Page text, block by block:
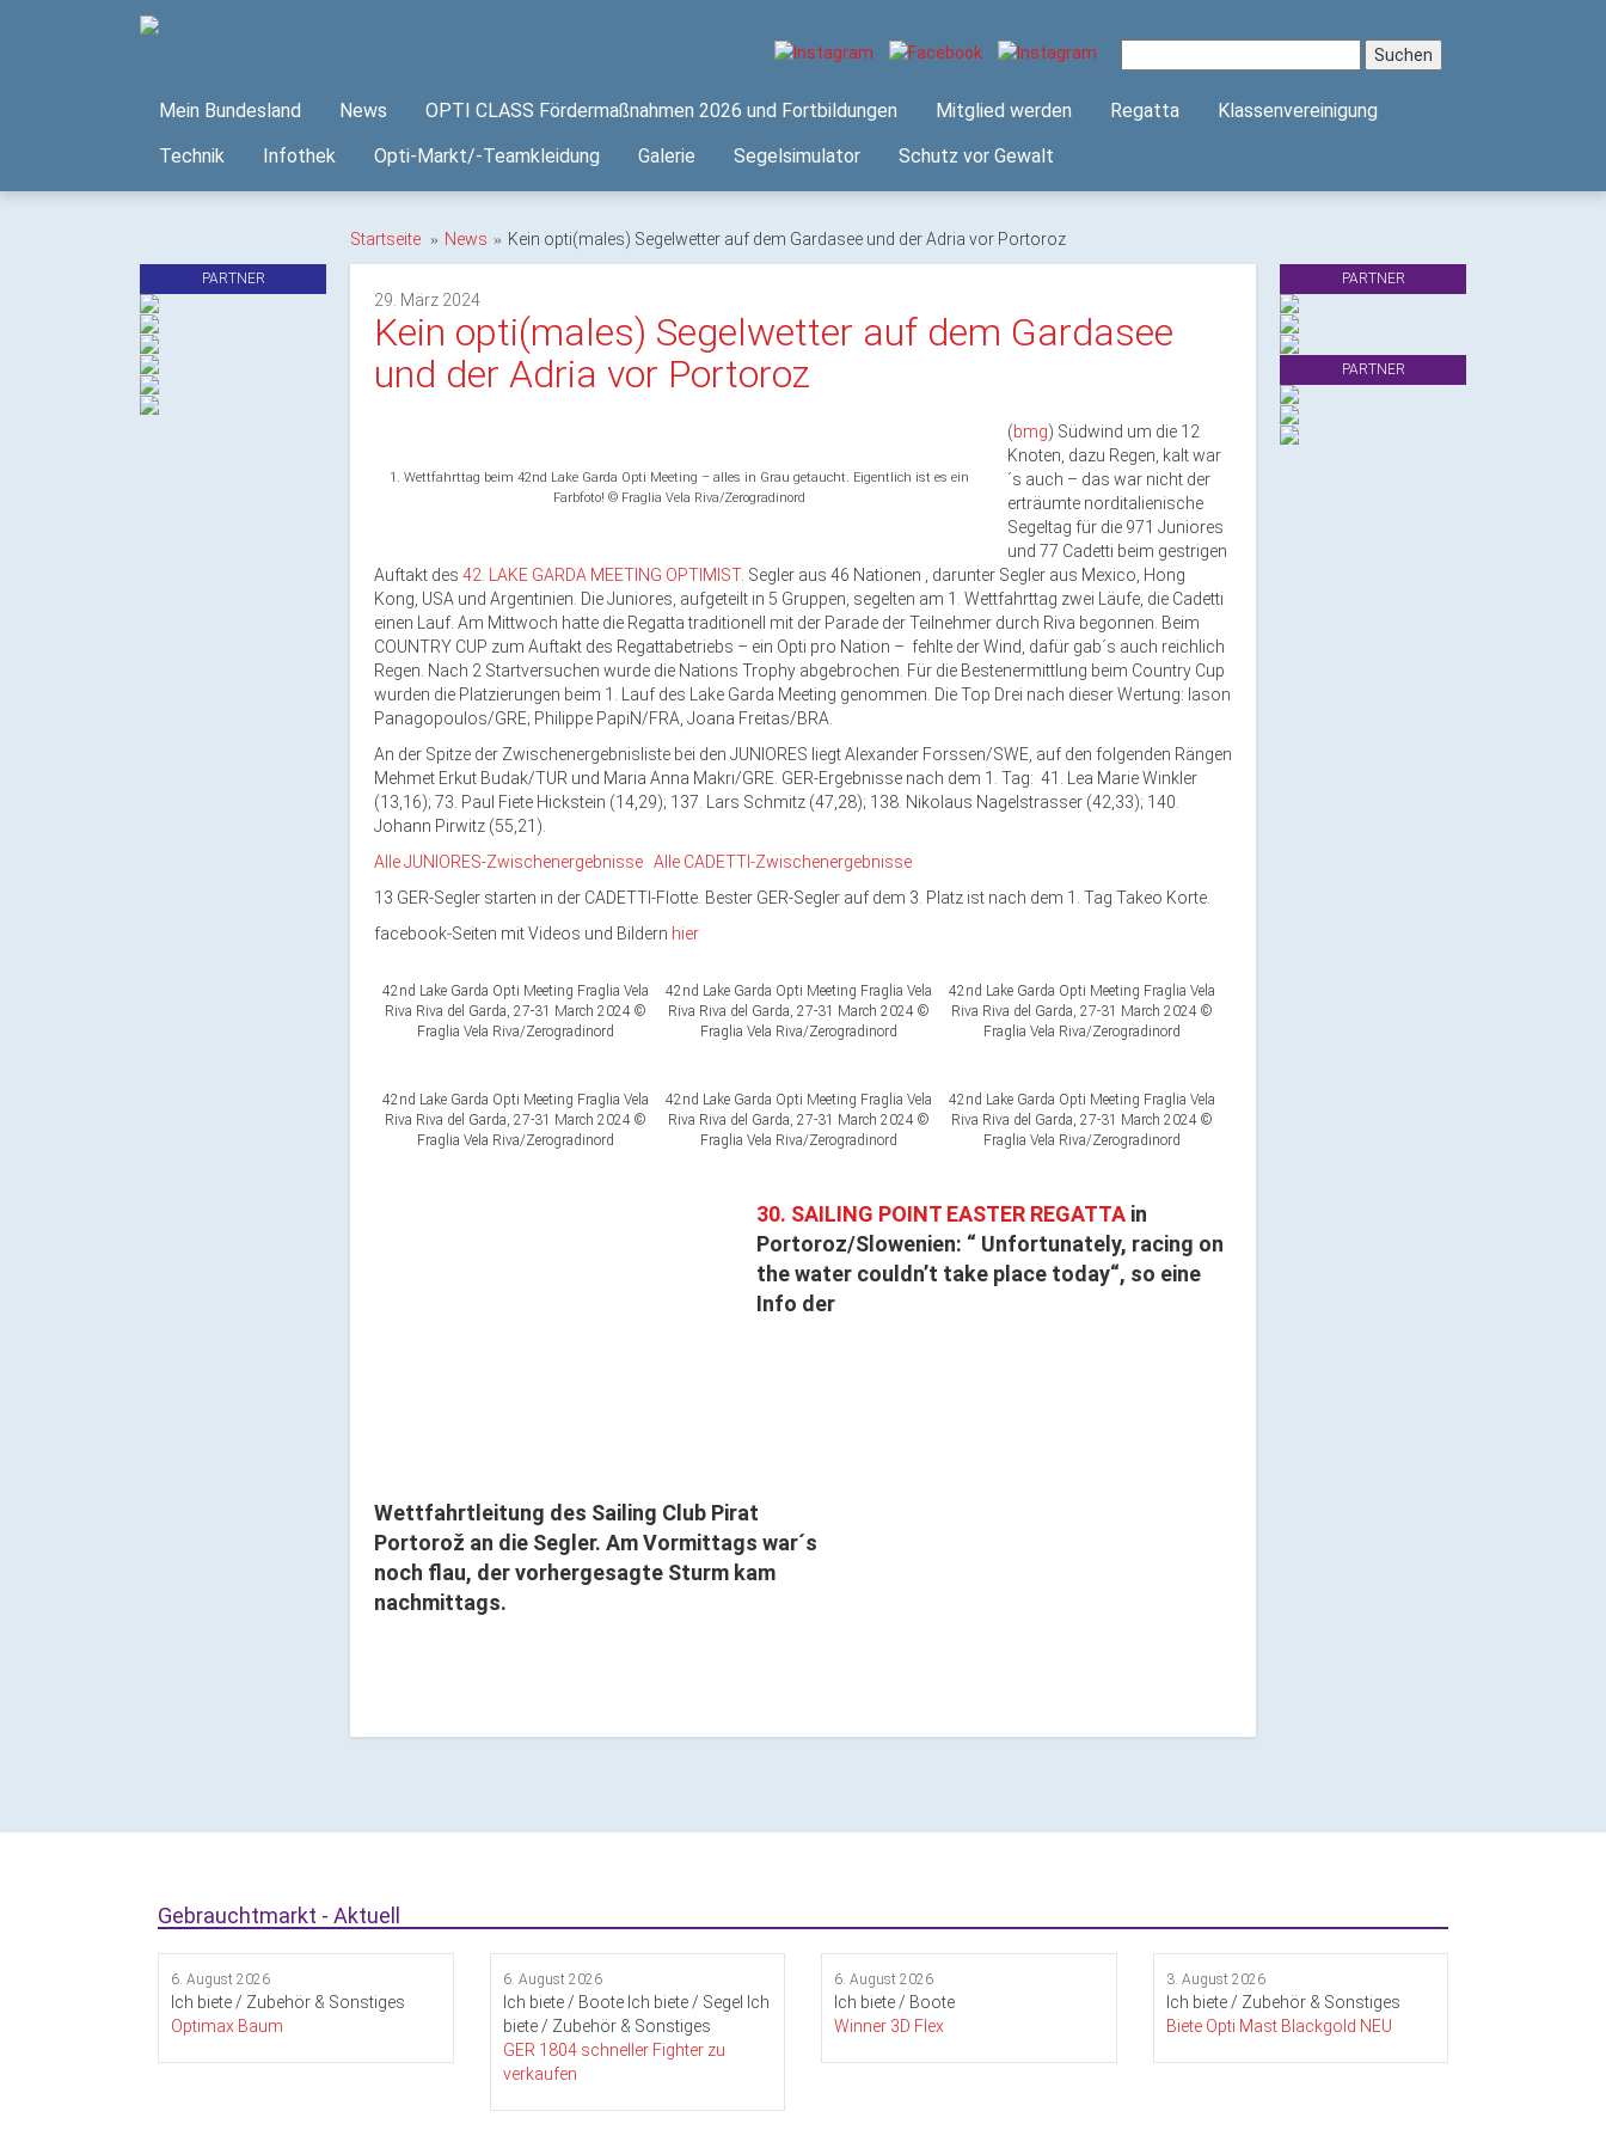
nach:
Mein Bundesland News OPTI CLASS Fördermaßnahmen 2026 und Fortbildungen Mitglied werden Regatta
Klassenvereinigung
Technik
Infothek Opti-Markt/-Teamkleidung Galerie Segelsimulator Schutz vor Gewalt
PARTNER
Startseite News Kein opti(males) Segelwetter auf dem Gardasee und der Adria vor Portoroz
29. März 2024
Kein opti(males) Segelwetter auf dem Gardasee
und der Adria vor Portoroz
1. Wettfahrttag beim 42nd Lake Garda Opti Meeting – alles in Grau getaucht. Eigentlich ist es ein
Farbfoto! © Fraglia Vela Riva/Zerogradinord
(bmg) Südwind um die 12
Knoten, dazu Regen, kalt war
´s auch – das war nicht der
erträumte norditalienische
Segeltag für die 971 Juniores
und 77 Cadetti beim gestrigen
Auftakt des 42. LAKE GARDA MEETING OPTIMIST. Segler aus 46 Nationen , darunter Segler aus Mexico, Hong
Kong, USA und Argentinien. Die Juniores, aufgeteilt in 5 Gruppen, segelten am 1. Wettfahrttag zwei Läufe, die Cadetti
einen Lauf. Am Mittwoch hatte die Regatta traditionell mit der Parade der Teilnehmer durch Riva begonnen. Beim
COUNTRY CUP zum Auftakt des Regattabetriebs – ein Opti pro Nation – fehlte der Wind, dafür gab´s auch reichlich
Regen. Nach 2 Startversuchen wurde die Nations Trophy abgebrochen. Für die Bestenermittlung beim Country Cup
wurden die Platzierungen beim 1. Lauf des Lake Garda Meeting genommen. Die Top Drei nach dieser Wertung: Iason
Panagopoulos/GRE; Philippe PapiN/FRA, Joana Freitas/BRA.
An der Spitze der Zwischenergebnisliste bei den JUNIORES liegt Alexander Forssen/SWE, auf den folgenden Rängen
Mehmet Erkut Budak/TUR und Maria Anna Makri/GRE. GER-Ergebnisse nach dem 1. Tag: 41. Lea Marie Winkler
(13,16); 73. Paul Fiete Hickstein (14,29); 137. Lars Schmitz (47,28); 138. Nikolaus Nagelstrasser (42,33); 140.
Johann Pirwitz (55,21).
Alle JUNIORES-Zwischenergebnisse Alle CADETTI-Zwischenergebnisse
13 GER-Segler starten in der CADETTI-Flotte. Bester GER-Segler auf dem 3. Platz ist nach dem 1. Tag Takeo Korte.
facebook-Seiten mit Videos und Bildern hier
42nd Lake Garda Opti Meeting Fraglia Vela
Riva Riva del Garda, 27-31 March 2024 ©
Fraglia Vela Riva/Zerogradinord
42nd Lake Garda Opti Meeting Fraglia Vela
Riva Riva del Garda, 27-31 March 2024 ©
Fraglia Vela Riva/Zerogradinord
42nd Lake Garda Opti Meeting Fraglia Vela
Riva Riva del Garda, 27-31 March 2024 ©
Fraglia Vela Riva/Zerogradinord
42nd Lake Garda Opti Meeting Fraglia Vela
Riva Riva del Garda, 27-31 March 2024 ©
Fraglia Vela Riva/Zerogradinord
42nd Lake Garda Opti Meeting Fraglia Vela
Riva Riva del Garda, 27-31 March 2024 ©
Fraglia Vela Riva/Zerogradinord
42nd Lake Garda Opti Meeting Fraglia Vela
Riva Riva del Garda, 27-31 March 2024 ©
Fraglia Vela Riva/Zerogradinord
30. SAILING POINT EASTER REGATTA in
Portoroz/Slowenien: “ Unfortunately, racing on
the water couldn’t take place today“, so eine
Info der
Wettfahrtleitung des Sailing Club Pirat
Portorož an die Segler. Am Vormittags war´s
noch flau, der vorhergesagte Sturm kam
nachmittags.
PARTNER
PARTNER
Gebrauchtmarkt - Aktuell
6. August 2026
Ich biete / Zubehör & Sonstiges
Optimax Baum
6. August 2026
Ich biete / Boote Ich biete / Segel
Ich
biete / Zubehör & Sonstiges
GER 1804 schneller Fighter zu
verkaufen
6. August 2026
Ich biete / Boote
Winner 3D Flex
3. August 2026
Ich biete / Zubehör & Sonstiges
Biete Opti Mast Blackgold NEU